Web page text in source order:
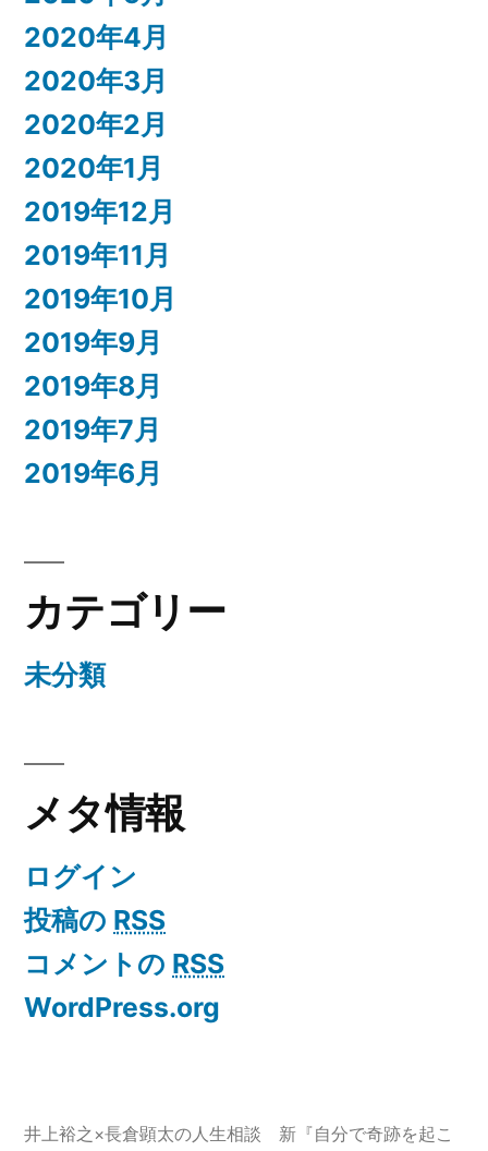
2020年4月
2020年3月
2020年2月
2020年1月
2019年12月
2019年11月
2019年10月
2019年9月
2019年8月
2019年7月
2019年6月
カテゴリー
未分類
メタ情報
ログイン
投稿の RSS
コメントの RSS
WordPress.org
井上裕之×長倉顕太の人生相談 新『自分で奇跡を起こ